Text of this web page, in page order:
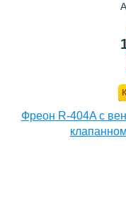
Фреон R-404A с